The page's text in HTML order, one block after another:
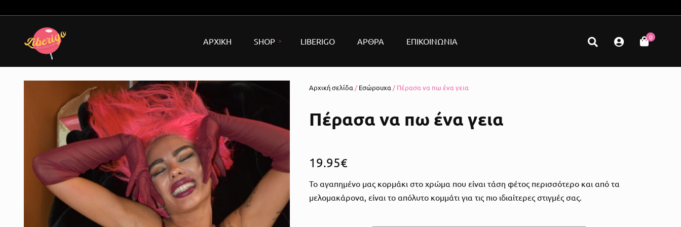
ΑΡΧΙΚΗ
SHOP
Dildo
Δονητές
Bullet Δονητες
Δέσιμο & BDSM
Φίμωτρα
Strap-on
Ανδρικά Sex Toys Κλουβιά πεόυς
Αντλίες Πέους
LIBERIGO ΑΡΘΡΑ ΕΠΙΚΟΙΝΩΝΙΑ 0
Αρχική σελίδα / Εσώρουχα / Πέρασα να πω ένα γεια
Πέρασα να πω ένα γεια
19.95€
Το αγαπημένο μας κορμάκι στο χρώμα που είναι τάση φέτος περισσότερο και από τα
μελομακάρονα, είναι το απόλυτο κομμάτι για τις πιο ιδιαίτερες στιγμές σας.